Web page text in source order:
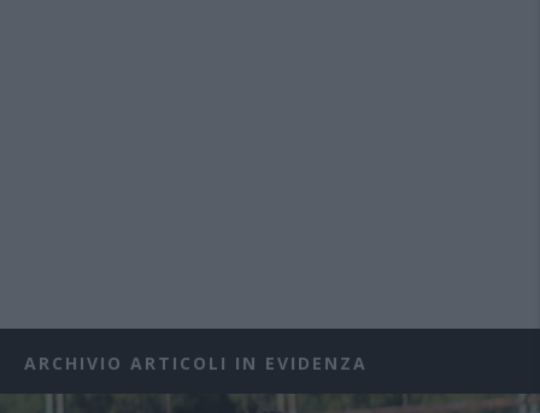
ARCHIVIO ARTICOLI IN EVIDENZA